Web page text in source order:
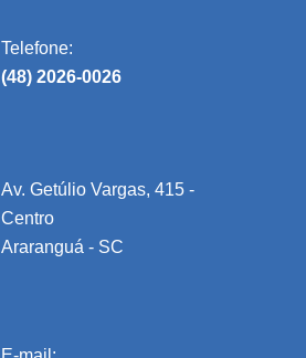
Telefone:
(48) 2026-0026
Av. Getúlio Vargas, 415 -
Centro
Araranguá - SC